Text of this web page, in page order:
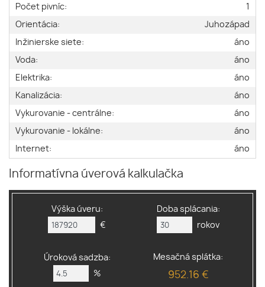
Počet pivníc:
1
Orientácia:
Juhozápad
Inžinierske siete:
áno
Voda:
áno
Elektrika:
áno
Kanalizácia:
áno
Vykurovanie - centrálne:
áno
Vykurovanie - lokálne:
áno
Internet:
áno
Informatívna úverová kalkulačka
Výška úveru:
€
Doba splácania:
rokov
Úroková sadzba:
%
Mesačná splátka:
952.16 €